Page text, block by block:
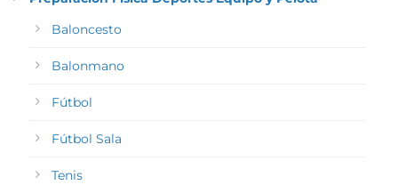
Baloncesto
Balonmano
Fútbol
Fútbol Sala
Tenis